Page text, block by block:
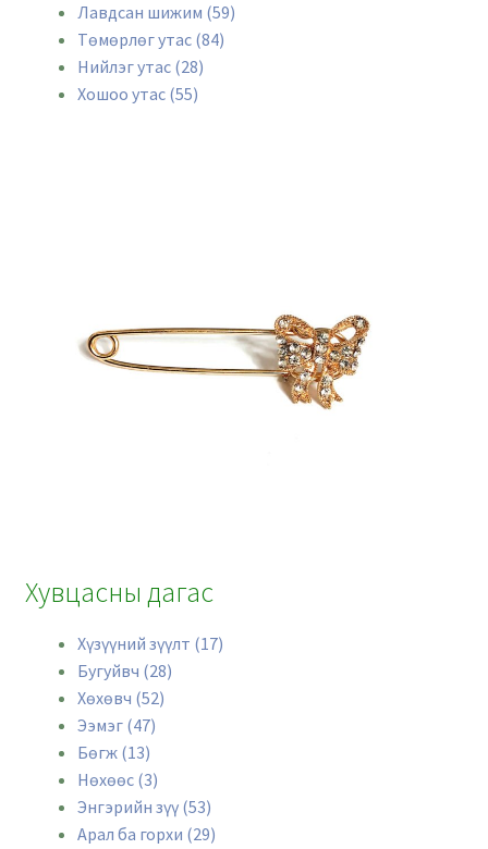
Лавдсан шижим (59)
Төмөрлөг утас (84)
Нийлэг утас (28)
Хошоо утас (55)
Хувцасны дагас
Хүзүүний зүүлт (17)
Бугуйвч (28)
Хөхөвч (52)
Ээмэг (47)
Бөгж (13)
Нөхөөс (3)
Энгэрийн зүү (53)
Арал ба горхи (29)